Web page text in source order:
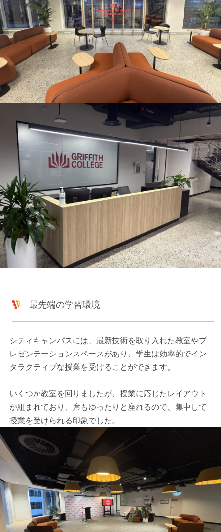
最先端の学習環境
シティキャンパスには、最新技術を取り入れた教室やプ
レゼンテーションスペースがあり、学生は効率的でイン
タラクティブな授業を受けることができます。
いくつか教室を回りましたが、授業に応じたレイアウト
が組まれており、席もゆったりと座れるので、集中して
授業を受けられる印象でした。